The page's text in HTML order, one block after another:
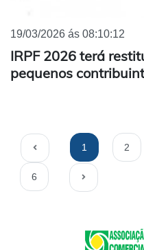
19/03/2026 ás 08:10:12
IRPF 2026 terá
pequenos
1 2
6